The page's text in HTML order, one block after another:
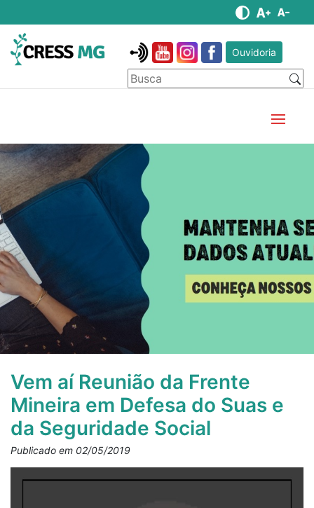
Ouvidoria
Vem aí Reunião da Frente
Mineira em Defesa do Suas e
da Seguridade Social
Publicado em 02/05/2019